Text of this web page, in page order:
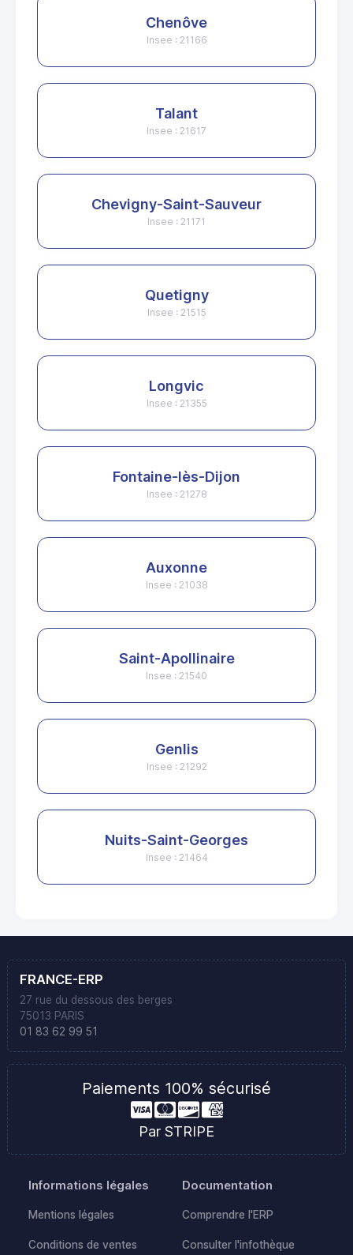
Chenôve
Insee : 21166
Talant
Insee : 21617
Chevigny-Saint-Sauveur
Insee : 21171
Quetigny
Insee : 21515
Longvic
Insee : 21355
Fontaine-lès-Dijon
Insee : 21278
Auxonne
Insee : 21038
Saint-Apollinaire
Insee : 21540
Genlis
Insee : 21292
Nuits-Saint-Georges
Insee : 21464
FRANCE-ERP
27 rue du dessous des berges
75013 PARIS
01 83 62 99 51
Paiements 100% sécurisé
Par STRIPE
Informations légales
Mentions légales
Conditions de ventes
Documentation
Comprendre l'ERP
Consulter l'infothèque